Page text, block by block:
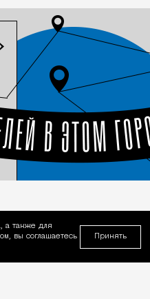
а также для
вы соглашаетесь
Принять